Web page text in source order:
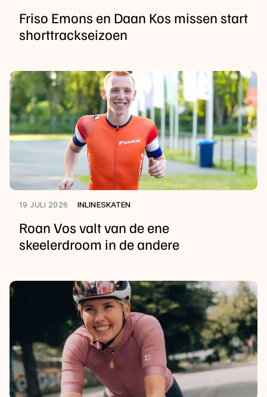
Friso Emons en Daan Kos missen start
shorttrackseizoen
19 JULI 2026 INLINESKATEN
Roan Vos valt van de ene
skeelerdroom in de andere